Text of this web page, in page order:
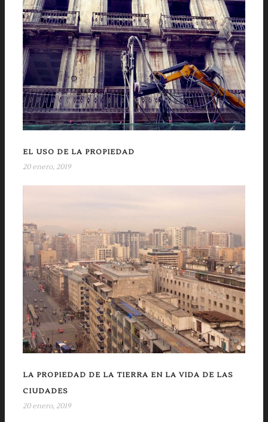
EL USO DE LA PROPIEDAD
20 enero, 2019
LA PROPIEDAD DE LA TIERRA EN LA VIDA DE LAS
CIUDADES
20 enero, 2019